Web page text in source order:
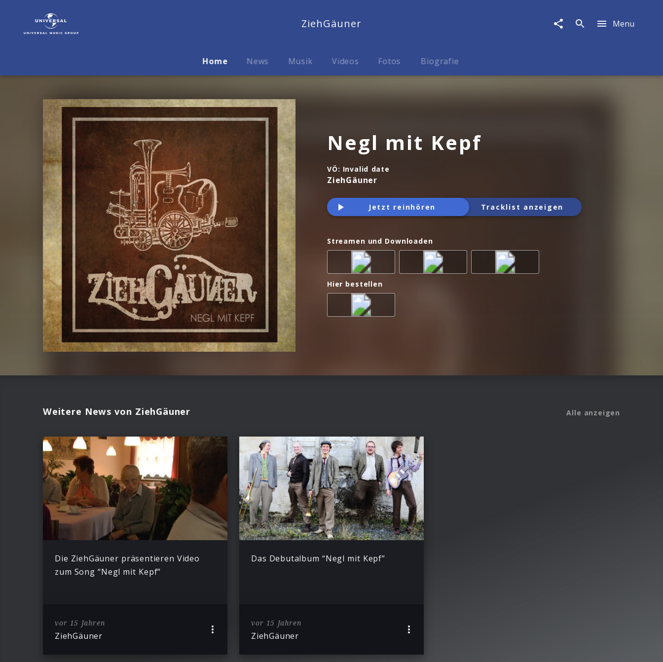
Musik
ZiehGäuner Menu
Home News Musik Videos Fotos Biografie
Negl mit Kepf
VÖ: Invalid date
ZiehGäuner
Jetzt reinhören Tracklist anzeigen
Streamen und Downloaden
Hier bestellen
Weitere News von ZiehGäuner Alle anzeigen
Die ZiehGäuner präsentieren Video
zum Song “Negl mit Kepf”
vor 15 Jahren
ZiehGäuner
Das Debutalbum “Negl mit Kepf”
vor 15 Jahren
ZiehGäuner